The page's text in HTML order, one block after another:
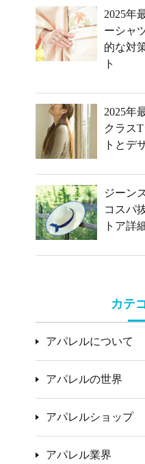
2025年
ーシャ
的な対
ト
2025年
クラス
トとデ
ジーン
コスパ
トア詳
カテ
アパレルについて
アパレルの世界
アパレルショップ
アパレル業界